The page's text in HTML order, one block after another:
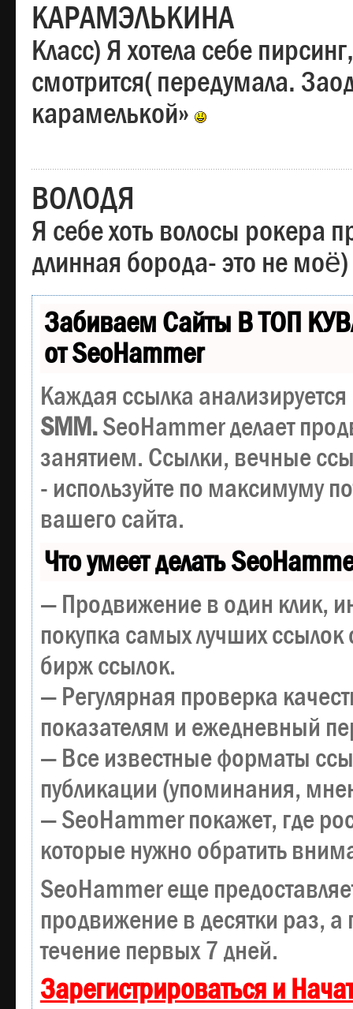
КАРАМЭЛЬКИНА
Класс) Я хотела себе
смотрится( передумала.
карамелькой»
ВОЛОДЯ
Я себе хоть волосы рокера
длинная борода- это не моё)
Забиваем Сайты В ТОП
от SeoHammer
Каждая ссылка
SMM.SeoHammer делает
занятием. Ссылки, вечные
- используйте по максимуму
вашего сайта.
Что умеет делать
— Продвижение в один клик,
покупка самых лучших ссылок
бирж ссылок.
— Регулярная проверка
показателям и ежедневный
— Все известные форматы
публикации (упоминания,
— SeoHammer покажет, где
которые нужно обратить
SeoHammer еще
продвижение в десятки раз, а
течение первых 7 дней.
Зарегистрироваться и